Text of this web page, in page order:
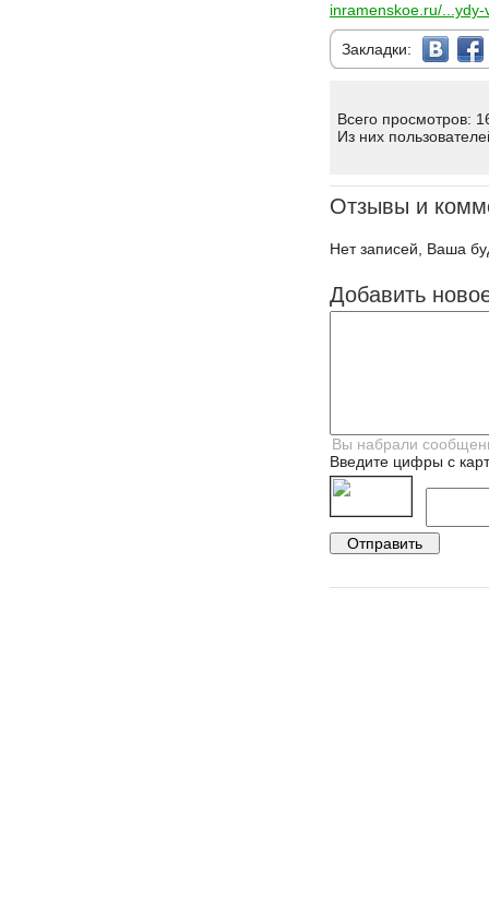
inramenskoe.ru/
Закладки:
Всего просмотров:
Из них
Отзывы и
Нет записей, Ваша
Добавить
Введите цифры с